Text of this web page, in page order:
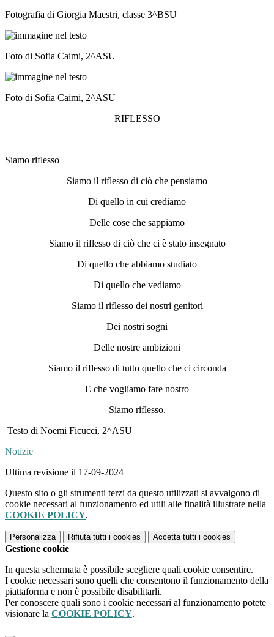
Fotografia di Giorgia Maestri, classe 3^BSU
Foto di Sofia Caimi, 2^ASU
Foto di Sofia Caimi, 2^ASU
RIFLESSO
Siamo riflesso
Siamo il riflesso di ciò che pensiamo
Di quello in cui crediamo
Delle cose che sappiamo
Siamo il riflesso di ciò che ci è stato insegnato
Di quello che abbiamo studiato
Di quello che vediamo
Siamo il riflesso dei nostri genitori
Dei nostri sogni
Delle nostre ambizioni
Siamo il riflesso di tutto quello che ci circonda
E che vogliamo fare nostro
Siamo riflesso.
Testo di Noemi Ficucci, 2^ASU
Notizie
Ultima revisione il 17-09-2024
Questo sito o gli strumenti terzi da questo utilizzati si avvalgono di
cookie necessari al funzionamento ed utili alle finalità illustrate nella
COOKIE POLICY.
Personalizza Rifiuta tutti i cookies Accetta tutti i cookies
Gestione cookie
In questa schermata è possibile scegliere quali cookie consentire.
I cookie necessari sono quelli che consentono il funzionamento della
piattaforma e non è possibile disabilitarli.
Per conoscere quali sono i cookie necessari al funzionamento potete
visionare la COOKIE POLICY.